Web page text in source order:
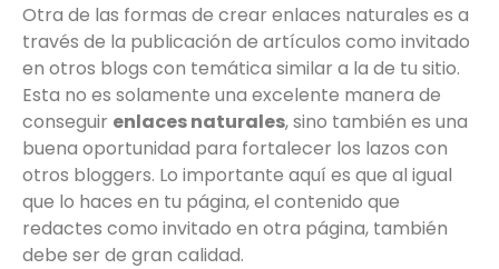
Otra de las formas de crear enlaces naturales es a
través de la publicación de artículos como invitado
en otros blogs con temática similar a la de tu sitio.
Esta no es solamente una excelente manera de
conseguir enlaces naturales, sino también es una
buena oportunidad para fortalecer los lazos con
otros bloggers. Lo importante aquí es que al igual
que lo haces en tu página, el contenido que
redactes como invitado en otra página, también
debe ser de gran calidad.